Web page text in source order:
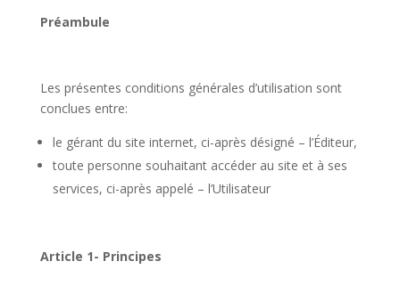
Préambule
Les présentes conditions générales d’utilisation sont
conclues entre:
le gérant du site internet, ci-après désigné – l’Éditeur,
toute personne souhaitant accéder au site et à ses
services, ci-après appelé – l’Utilisateur
Article 1- Principes